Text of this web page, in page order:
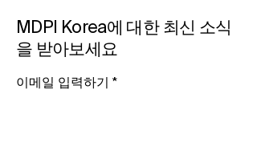
(KAPUL) 실무자 워크숍 참
가
MDPI Korea에 대한 최신 소식
을 받아보세요
이메일 입력하기​